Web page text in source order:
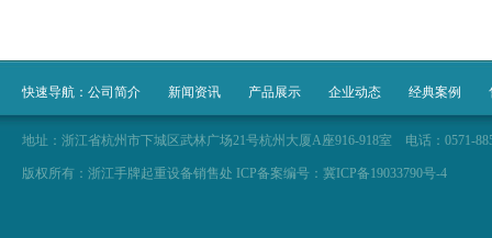
快速导航： 公司简介 新闻资讯 产品展示 企业动态 经典案例
地址：浙江省杭州市下城区武林广场21号杭州大厦A座916-918室 电话：0571-
版权所有：浙江手牌起重设备销售处 ICP备案编号：冀ICP备19033790号-4